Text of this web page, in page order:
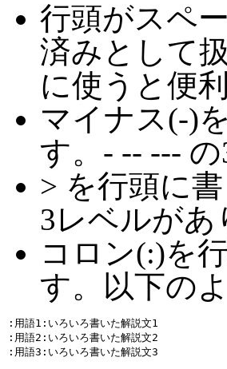
行頭がスペ
済みとして
に使うと便
マイナス(-)
す。- -- ---
> を行頭に
3レベルがあ
コロン(:)を
す。以下の
:用語1:いろいろ書いた解説文1
:用語2:いろいろ書いた解説文2